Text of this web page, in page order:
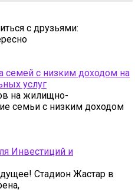
с друзьями:
семей с низким доходом на
услуг
на жилищно-
семьи с низким доходом
Инвестиций и
Стадион Жастар в